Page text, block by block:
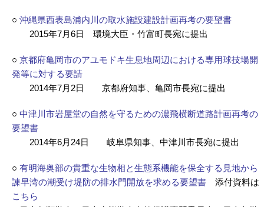
○ 沖縄県西表島浦内川の取水施設建設計画再考の要望書
2015年7月6日 環境大臣・竹富町長宛に提出
○ 京都府亀岡市のアユモドキ生息地周辺における専用球技場開
発等に対する要請
2014年7月2日 京都府知事、亀岡市長宛に提出
○ 中津川市岩屋堂の自然を守るための濃飛横断道路計画再考の
要望書
2014年6月24日 岐阜県知事、中津川市長宛に提出
○ 有明海奥部の貴重な生物相と生態系機能を保全する見地から
諫早湾の潮受け堤防の排水門開放を求める要望書 添付資料は
こちら